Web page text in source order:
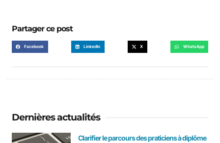
Partager ce post
Facebook LinkedIn X WhatsApp
Dernières actualités
Clarifier le parcours des praticiens à diplôme